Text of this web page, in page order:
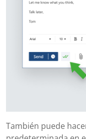
También puede